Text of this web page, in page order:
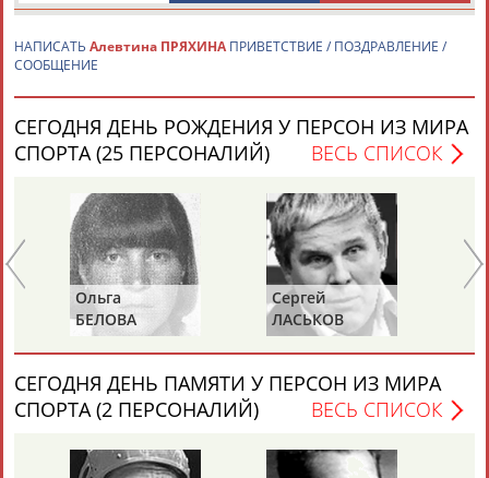
АБДРАХМАНОВАБДРАХМАНОВА
Андрей
АБДУВАЛИЕВ
АБДУЛАЕВ
Рамазан
АБДУЛАЕВ
Тагир
АБДУЛАЕВ
Камиль
АБДУЛАЗИЗОВ
Загалав
АБДУЛБЕКОВ
Камалудин
АБДУЛДАУДОВАБДУЛЖАЛИЛОВ
Магомед
АБДУЛКАГИРОВАБДУЛЛАЕВ
НАПИСАТЬ Алевтина ПРЯХИНА ПРИВЕТСТВИЕ / ПОЗДРАВЛЕНИЕ /
СООБЩЕНИЕ
СЕГОДНЯ ДЕНЬ РОЖДЕНИЯ У ПЕРСОН ИЗ МИРА
СПОРТА (25 ПЕРСОНАЛИЙ)
ВЕСЬ СПИСОК
Ольга
БЕЛОВА
Сергей
ЛАСЬКОВ
СЕГОДНЯ ДЕНЬ ПАМЯТИ У ПЕРСОН ИЗ МИРА
СПОРТА (2 ПЕРСОНАЛИЙ)
ВЕСЬ СПИСОК